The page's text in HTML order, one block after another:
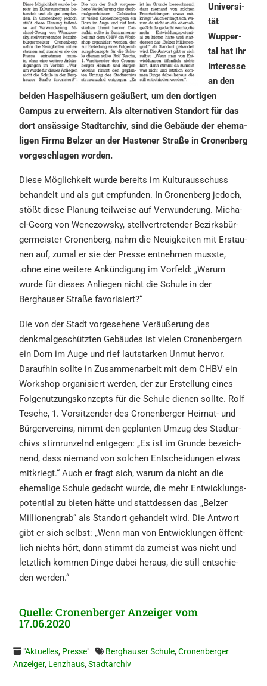
Univer­si­
tät
Wupper­
tal hat ihr
Inter­es­se
an den
beiden Haspel­häu­sern geäußert, um den dorti­gen
Campus zu erwei­tern. Als alter­na­ti­ven Stand­ort für das
dort ansäs­si­ge Stadt­ar­chiv, sind die Gebäu­de der ehema­
li­gen Firma Belzer an der Haste­ner Straße in Cronen­berg
vorge­schla­gen worden.
Diese Möglich­keit wurde bereits im Kultur­aus­schuss
behan­delt und als gut empfun­den. In Cronen­berg jedoch,
stößt diese Planung teilwei­se auf Verwun­de­rung. Micha­
el-Georg von Wenczow­sky, stell­ver­tre­ten­der Bezirks­bür­
ger­meis­ter Cronen­berg, nahm die Neuig­kei­ten mit Erstau­
nen auf, zumal er sie der Presse entneh­men musste,
.ohne eine weite­re Ankün­di­gung im Vorfeld: „Warum
wurde für dieses Anlie­gen nicht die Schule in der
Berghau­ser Straße favorisiert?“
Die von der Stadt vorge­se­he­ne Veräu­ße­rung des
denkmal­ge­schütz­ten Gebäu­des ist vielen Cronen­ber­gern
ein Dorn im Auge und rief lautstar­ken Unmut hervor.
Darauf­hin sollte in Zusam­men­ar­beit mit dem CHBV ein
Workshop organi­siert werden, der zur Erstel­lung eines
Folge­nut­zungs­kon­zepts für die Schule dienen sollte. Rolf
Tesche, 1. Vorsit­zen­der des Cronen­ber­ger Heimat- und
Bürger­ver­eins, nimmt den geplan­ten Umzug des Stadt­ar­
chivs stirn­run­zelnd entge­gen: „Es ist im Grunde bezeich­
nend, dass niemand von solchen Entschei­dun­gen etwas
mitkriegt.“ Auch er fragt sich, warum da nicht an die
ehema­li­ge Schule gedacht wurde, die mehr Entwick­lungs­
po­ten­ti­al zu bieten hätte und statt­des­sen das „Belzer
Millio­nen­grab“ als Stand­ort gehan­delt wird. Die Antwort
gibt er sich selbst: „Wenn man von Entwick­lun­gen öffent­
lich nichts hört, dann stimmt da zumeist was nicht und
letzt­lich kommen Dinge dabei heraus, die still entschie­
den werden.“
Quelle: Cro­nen­ber­ger Anzei­ger vom
17.06.2020
"Aktuelles, Presse" Berghauser Schule, Cronenberger
Anzeiger, Lenzhaus, Stadtarchiv